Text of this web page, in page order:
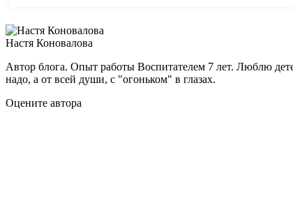
Настя Коновалова
Автор блога. Опыт работы Воспитателем 7 лет. Люблю
надо, а от всей души, с "огоньком" в глазах.
Оцените автора